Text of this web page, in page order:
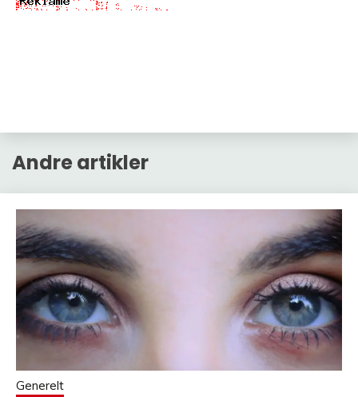
Andre artikler
Generelt